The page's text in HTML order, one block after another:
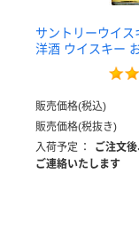
サントリーウイ
洋酒 ウイスキー
販売価格(税込)
販売価格(税抜き)
入荷予定 ：
ご注文
ご連絡いたします